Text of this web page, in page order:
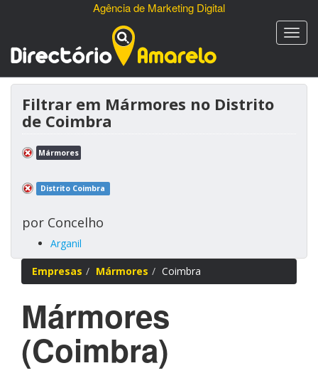
Agência de Marketing Digital
Filtrar em Mármores no Distrito
de Coimbra
Mármores
Distrito Coimbra
por Concelho
Arganil
Empresas Mármores Coimbra
Mármores
(Coimbra)